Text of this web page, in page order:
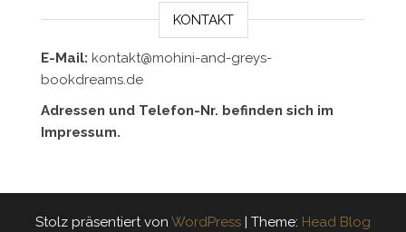
KONTAKT
E-Mail: kontakt@mohini-and-greys-
bookdreams.de
Adressen und Telefon-Nr. befinden sich im
Impressum.
Stolz präsentiert von WordPress | Theme: Head Blog